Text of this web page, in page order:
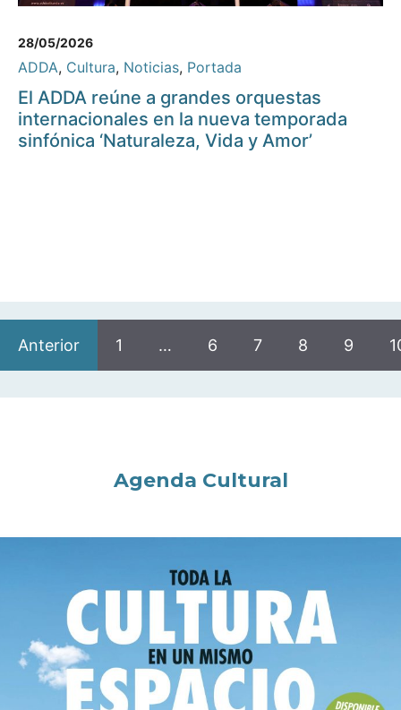
28/05/2026
ADDA, Cultura, Noticias, Portada
El ADDA reúne a grandes orquestas
internacionales en la nueva temporada
sinfónica ‘Naturaleza, Vida y Amor’
Anterior 1 … 6 7 8 9
Agenda Cultural